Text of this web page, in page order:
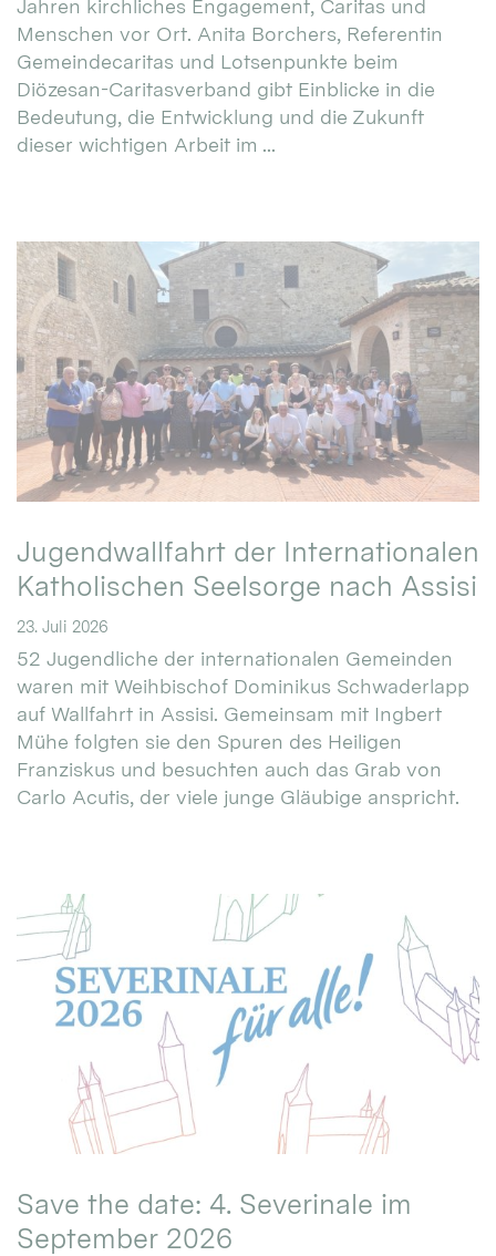
Jahren kirchliches Engagement, Caritas und
Menschen vor Ort. Anita Borchers, Referentin
Gemeindecaritas und Lotsenpunkte beim
Diözesan-Caritasverband gibt Einblicke in die
Bedeutung, die Entwicklung und die Zukunft
dieser wichtigen Arbeit im ...
Jugendwallfahrt der Internationalen
Katholischen Seelsorge nach Assisi
23. Juli 2026
52 Jugendliche der internationalen Gemeinden
waren mit Weihbischof Dominikus Schwaderlapp
auf Wallfahrt in Assisi. Gemeinsam mit Ingbert
Mühe folgten sie den Spuren des Heiligen
Franziskus und besuchten auch das Grab von
Carlo Acutis, der viele junge Gläubige anspricht.
Save the date: 4. Severinale im
September 2026